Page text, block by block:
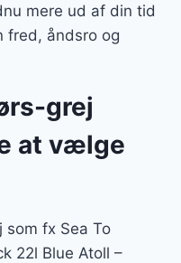
mere ud af din tid
fred, åndsro og
grej
at vælge
fx Sea To
22l Blue Atoll –